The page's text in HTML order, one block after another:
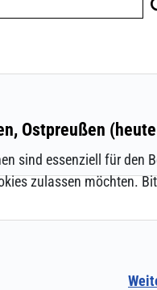
sind essenziell für den
zulassen möchten.